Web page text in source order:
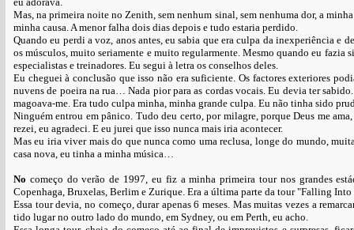
Mas, na primeira noite no Zenith, sem nenhum sinal, sem nenhuma dor, a
minha causa. A menor falha dois dias depois e tudo estaria perdido.
Quando eu perdi a voz, anos antes, eu sabia que era culpa da inexperiência e
os músculos, muito seriamente e muito regularmente. Mesmo quando eu
especialistas e treinadores. Eu segui à letra os conselhos deles.
Eu cheguei à conclusão que isso não era suficiente. Os factores exteriores
nuvens de poeira na rua… Nada pior para as cordas vocais. Eu devia ter
magoava-me. Era tudo culpa minha, minha grande culpa. Eu não tinha sido
Ninguém entrou em pânico. Tudo deu certo, por milagre, porque Deus me
rezei, eu agradeci. E eu jurei que isso nunca mais iria acontecer.
Mas eu iria viver mais do que nunca como uma reclusa, longe do mundo,
casa nova, eu tinha a minha música…
No começo do verão de 1997, eu fiz a minha primeira tour nos grandes
Copenhaga, Bruxelas, Berlim e Zurique. Era a última parte da tour "Falling
Essa tour devia, no começo, durar apenas 6 meses. Mas muitas vezes a
tido lugar no outro lado do mundo, em Sydney, ou em Perth, eu acho.